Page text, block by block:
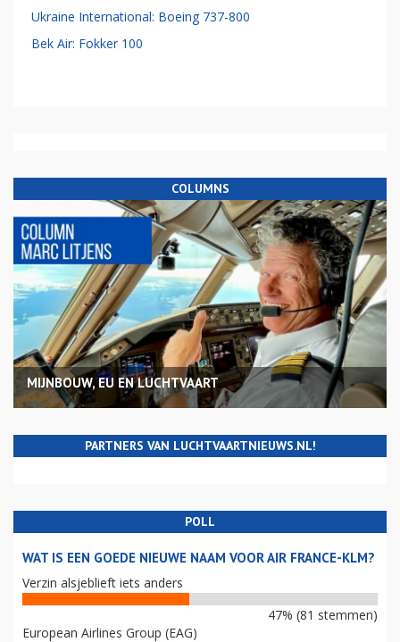
Ukraine International: Boeing 737-800
Bek Air: Fokker 100
COLUMNS
MIJNBOUW, EU EN LUCHTVAART
PARTNERS VAN LUCHTVAARTNIEUWS.NL!
POLL
WAT IS EEN GOEDE NIEUWE NAAM VOOR AIR FRANCE-KLM?
Verzin alsjeblieft iets anders
47% (81 stemmen)
European Airlines Group (EAG)